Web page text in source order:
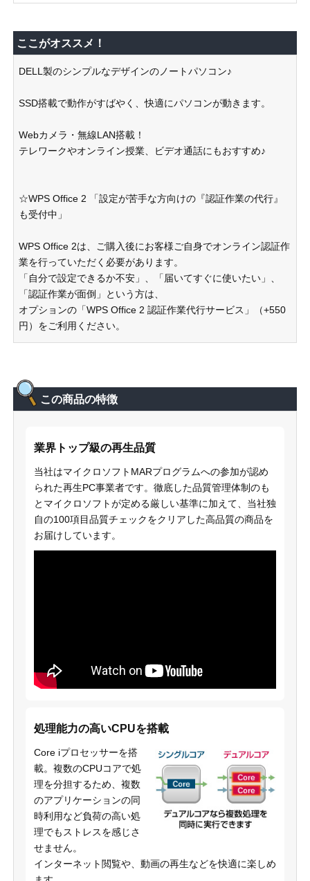
ここがオススメ！
DELL製のシンプルなデザインのノートパソコン♪
SSD搭載で動作がすばやく、快適にパソコンが動きます。
Webカメラ・無線LAN搭載！
テレワークやオンライン授業、ビデオ通話にもおすすめ♪
☆WPS Office 2 「設定が苦手な方向けの『認証作業の代行』
も受付中」
WPS Office 2は、ご購入後にお客様ご自身でオンライン認証作
業を行っていただく必要があります。
「自分で設定できるか不安」、「届いてすぐに使いたい」、
「認証作業が面倒」という方は、
オプションの「WPS Office 2 認証作業代行サービス」（+550
円）をご利用ください。
この商品の特徴
業界トップ級の再生品質
当社はマイクロソフトMARプログラムへの参加が認め
られた再生PC事業者です。徹底した品質管理体制のも
とマイクロソフトが定める厳しい基準に加えて、当社独
自の100項目品質チェックをクリアした高品質の商品を
お届けしています。
処理能力の高いCPUを搭載
Core iプロセッサーを搭
載。複数のCPUコアで処
理を分担するため、複数
のアプリケーションの同
時利用など負荷の高い処
理でもストレスを感じさ
せません。
インターネット閲覧や、動画の再生などを快適に楽しめ